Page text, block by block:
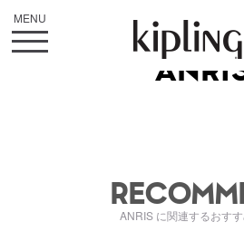
ANRIS に関連するおす